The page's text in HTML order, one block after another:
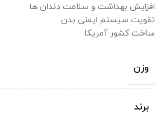
افزایش بهداشت و سلامت دندان ها
تقویت سیستم ایمنی بدن
ساخت کشور آمریکا
وزن
برند